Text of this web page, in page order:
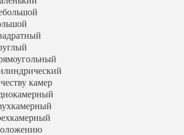
воды
очистки
очистки
доочистки
камер